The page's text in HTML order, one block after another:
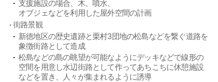
支援施設の場合、木、噴水、
オブジェなどを利用した屋外空間の計画
街路景観
新徳地区の歴史遺跡と栗村3団地の松島などを繋ぐ道路を
象徴街路として造成
松島などの島の眺望が可能なようにデッキなどで線形の
空間を用意し水辺街路として作ってあちこちに休憩施設
などを置き、人々が集まれるように誘導